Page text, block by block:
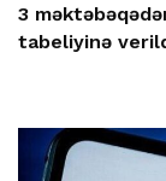
3
tabeliyinə